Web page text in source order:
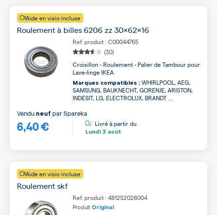
Aide en visio incluse
Roulement à billes 6206 zz 30x62x16
Ref. produit : C00044765
(30)
Croisillon - Roulement - Palier de Tambour pour
Lave-linge IKEA
Marques compatibles : WHIRLPOOL, AEG,
SAMSUNG, BAUKNECHT, GORENJE, ARISTON,
INDESIT, LG, ELECTROLUX, BRANDT ...
6,40 €
Vendu neuf parSpareka
Livré à partir du
Lundi 3 août
Aide en visio incluse
Roulement skf
Ref. produit : 481252028004
Produit Original